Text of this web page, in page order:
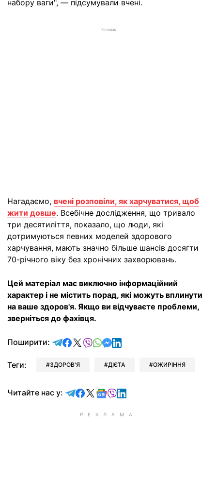
набору ваги", — підсумували вчені.
РЕКЛАМА
Нагадаємо, вчені розповіли, як харчуватися, щоб
жити довше. Всебічне дослідження, що тривало
три десятиліття, показало, що люди, які
дотримуються певних моделей здорового
харчування, мають значно більше шансів досягти
70-річного віку без хронічних захворювань.
Цей матеріал має виключно інформаційний
характер і не містить порад, які можуть вплинути
на ваше здоров'я. Якщо ви відчуваєте проблеми,
зверніться до фахівця.
Поширити: відправити у Telegram
поділитись у Facebook
поділитись у X
відправити у Viber
відправити у Whatsapp
відправити у Messenger
відправити у LinkedIn
Теги: ЗДОРОВ'Я ДІЄТА ОЖИРІННЯ
Читайте нас у: Читайте у Telegram
Читайте у Facebook
Читайте у X
Читайте у Google news
Читайте у Viber
Читайте у LinkedIn